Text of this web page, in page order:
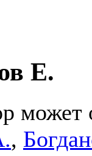
Е.
может
,